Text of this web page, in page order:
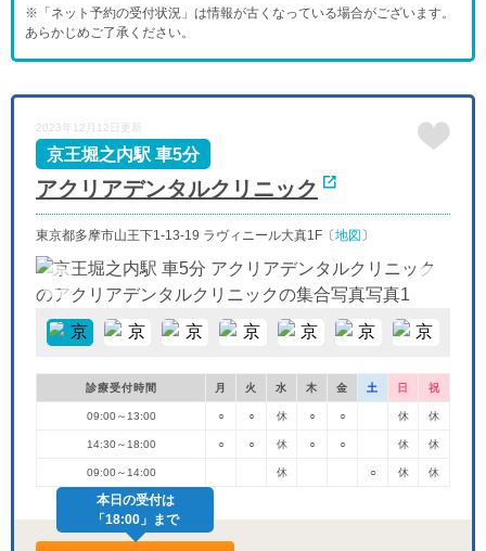
- - - - - -
木
9/17
金
9/18
土
9/19
9/20
9/21
9/22
9/23
9/24
-
9/25
- -
9/30
-
※「ネット予約の受付状況」は情報が古くなっている場合がございます。
あらかじめご了承ください。
2023年12月12日更新
アクリアデンタルクリニック
京王堀之内駅 車5分
東京都多摩市山王下1-13-19 ラヴィニール大真1F〔地図 〕
診療受付時間 月 火 水 木 金 土 日 祝
09:00～13:00 ○ ○ 休 ○ ○ 休 休
14:30～18:00 ○ ○ 休 ○ ○ 休 休
09:00～14:00 休 ○ 休 休
本日の受付は
「18:00」まで